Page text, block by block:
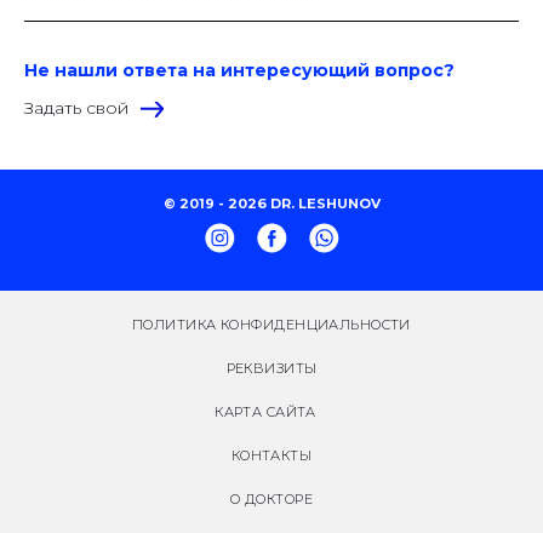
Не нашли ответа на интересующий вопрос?
Задать свой
© 2019 - 2026 DR. LESHUNOV
ПОЛИТИКА КОНФИДЕНЦИАЛЬНОСТИ
РЕКВИЗИТЫ
КАРТА САЙТА
КОНТАКТЫ
О ДОКТОРЕ